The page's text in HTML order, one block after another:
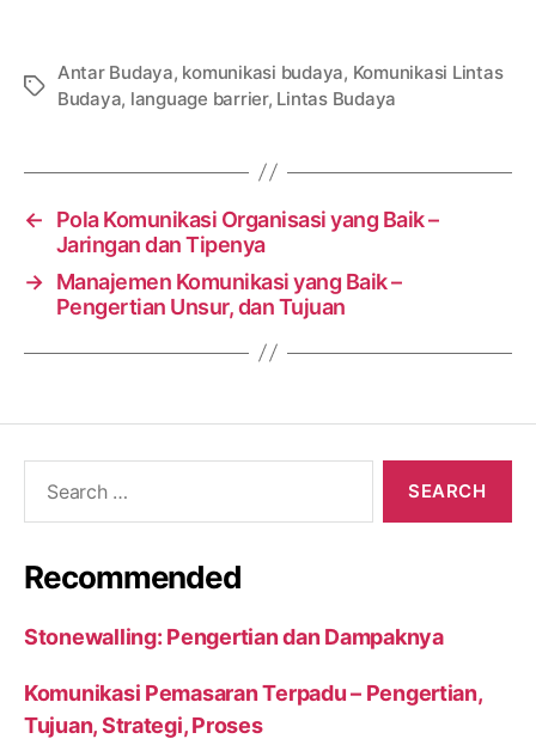
Tags
Antar Budaya, komunikasi budaya, Komunikasi Lintas
Budaya, language barrier, Lintas Budaya
←
Pola Komunikasi Organisasi yang Baik –
Jaringan dan Tipenya
→ Manajemen Komunikasi yang Baik –
Pengertian Unsur, dan Tujuan
Recommended
Stonewalling: Pengertian dan Dampaknya
Komunikasi Pemasaran Terpadu – Pengertian,
Tujuan, Strategi, Proses